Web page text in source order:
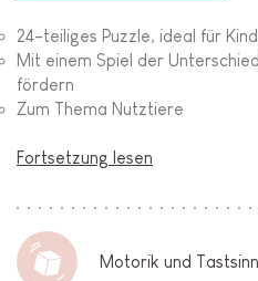
24-teiliges Puzzle, ideal für
Mit einem Spiel der
fördern
Zum Thema Nutztiere
Fortsetzung lesen
Motorik und Tastsinn